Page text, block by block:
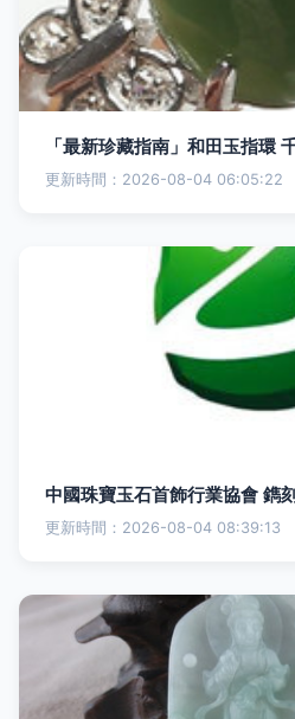
「最新珍藏指南」和田玉指環
更新時間：2026-08-04 06:05:22
中國珠寶玉石首飾行業協會 鐫
更新時間：2026-08-04 08:39:13